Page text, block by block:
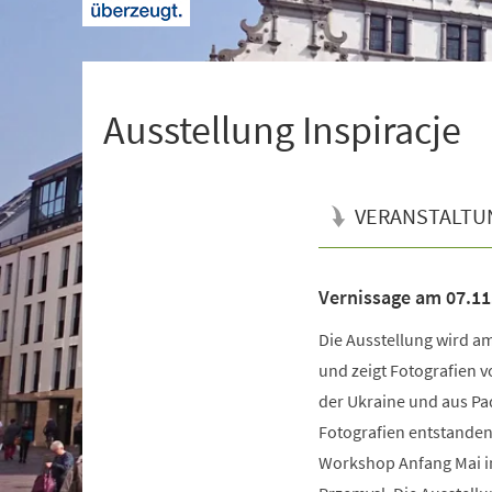
Ausstellung Inspiracje
Vernissage am
Die Ausstellung wird
und zeigt Fotografien
der Ukraine und aus
Fotografien
Workshop Anfang Mai